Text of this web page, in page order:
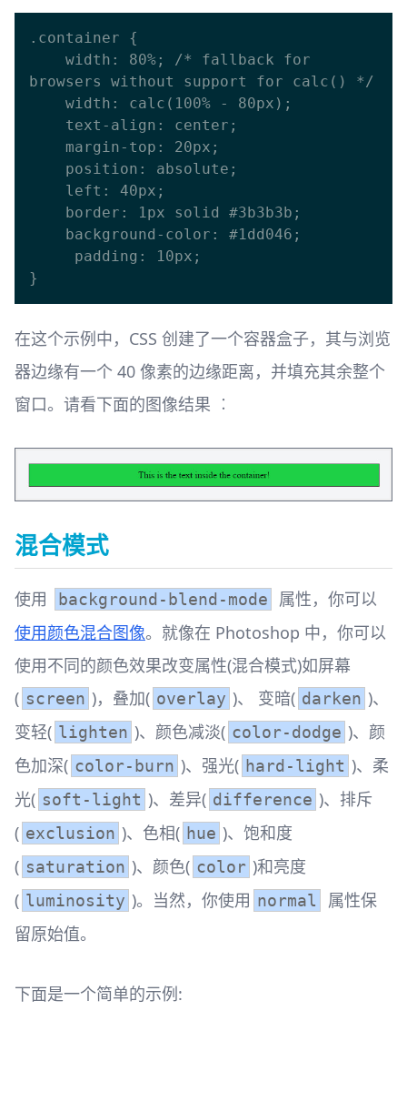
.container {
browsers without support for calc() */
在这个示例中，CSS 创建了一个容器盒子，其与浏览
器边缘有一个 40 像素的边缘距离，并填充其余整个
窗口。请看下面的图像结果 ︰
混合模式
使用 background-blend-mode
属性，你可以
使用颜色混合图像。就像在 Photoshop 中，你可以
使用不同的颜色效果改变属性(混合模式)如屏幕
( screen )，叠加( overlay )、 变暗( darken )、
变轻( lighten )、颜色减淡( color-dodge )、颜
色加深( color-burn )、强光( hard-light )、柔
光( soft-light )、差异( difference )、排斥
( exclusion )、色相( hue )、饱和度
( saturation )、颜色( color )和亮度
( luminosity )。当然，你使用 normal
属性保
留原始值。
下面是一个简单的示例: